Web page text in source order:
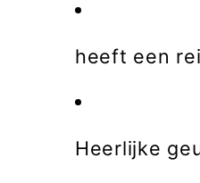
heeft een
Heerlijke